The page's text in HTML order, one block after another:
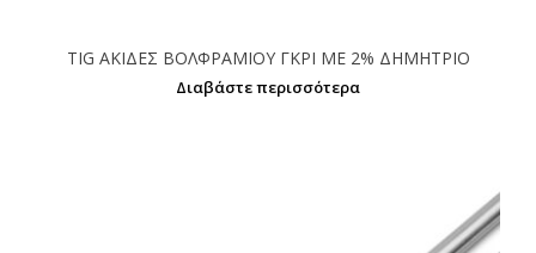
TIG ΑΚΙΔΕΣ ΒΟΛΦΡΑΜΙΟΥ ΓΚΡΙ ΜΕ 2% ΔΗΜΗΤΡΙΟ
Διαβάστε περισσότερα